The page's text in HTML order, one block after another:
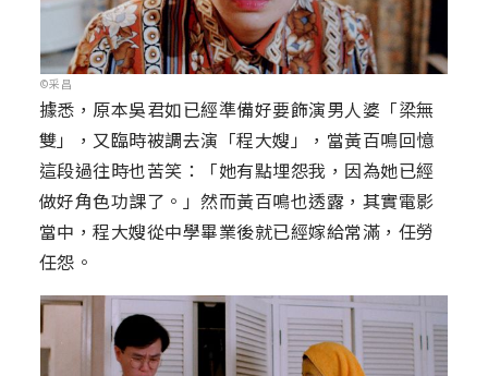
©采昌
據悉，原本吳君如已經準備好要飾演男人婆「梁無
雙」，又臨時被調去演「程大嫂」，當黃百鳴回憶
這段過往時也苦笑：「她有點埋怨我，因為她已經
做好角色功課了。」然而黃百鳴也透露，其實電影
當中，程大嫂從中學畢業後就已經嫁給常滿，任勞
任怨。